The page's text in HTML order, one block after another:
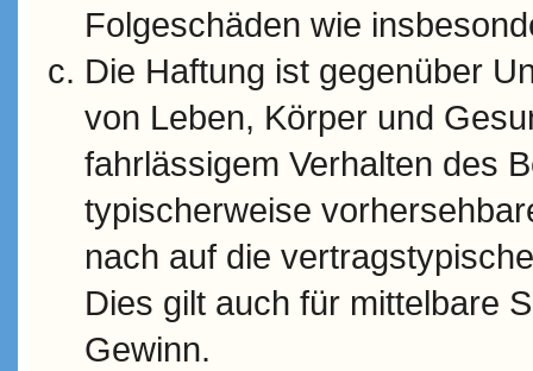
Folgeschäden wie
Die Haftung ist gegenüber
von Leben, Körper und
fahrlässigem Verhalten des
typischerweise
nach auf die
Dies gilt auch für mittelbare
Gewinn.